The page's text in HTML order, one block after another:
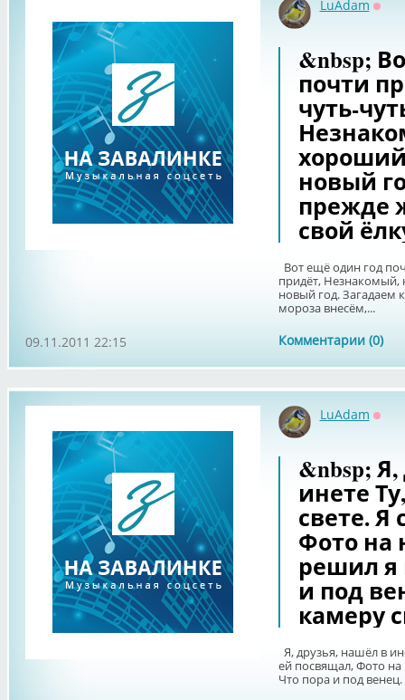
LuAdam
&nbsp;
почти
чуть-
новый
прежде
свой
Вот ещё один год
придёт,
новый год. Загадаем
мороза внесём,...
Комментарии (0)
09.11.2011 22:15
LuAdam
&nbsp;
инете
свете. Я
Фото на
решил я
и под
камеру
Я, друзья, нашёл в
ей посвящал, Фото
Что пора и под